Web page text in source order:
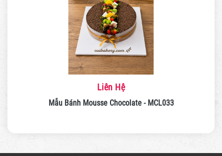
Liên Hệ
Mẫu Bánh Mousse Chocolate - MCL033